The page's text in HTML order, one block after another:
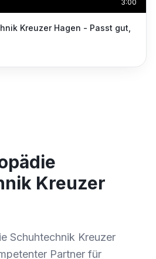
3:00
Kreuzer
Schuhtechnik Kreuzer
Partner für